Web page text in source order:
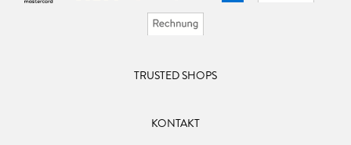
TRUSTED SHOPS
KONTAKT